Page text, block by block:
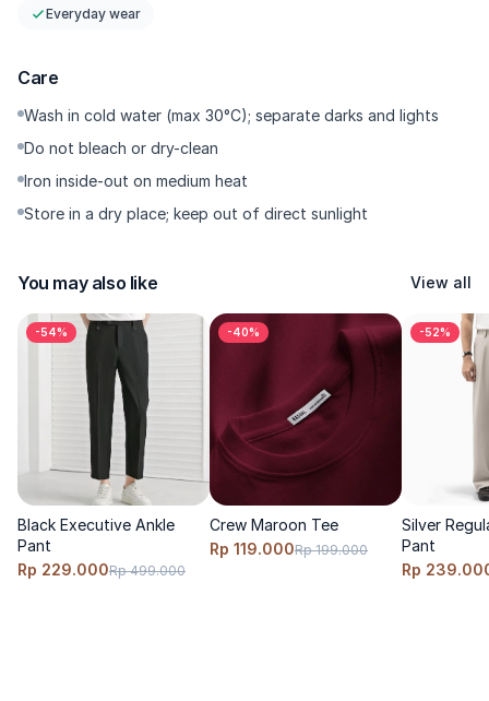
Everyday wear
Care
Wash in cold water (max 30°C); separate darks and lights
Do not bleach or dry-clean
Iron inside-out on medium heat
Store in a dry place; keep out of direct sunlight
You may also like View all
-54%
Black Executive Ankle
Pant
Rp 229.000Rp 499.000
-40%
Crew Maroon Tee
Rp 119.000Rp 199.000
-52%
Silver
Pant
Rp